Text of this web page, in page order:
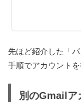
先ほど紹介した「
手順でアカウントを
別のGmailア